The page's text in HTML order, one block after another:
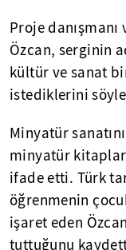
Proje danışmanı
Özcan, serginin
kültür ve sanat
istediklerini
Minyatür
minyatür
ifade etti. Türk
öğrenmenin
işaret eden
tuttuğunu